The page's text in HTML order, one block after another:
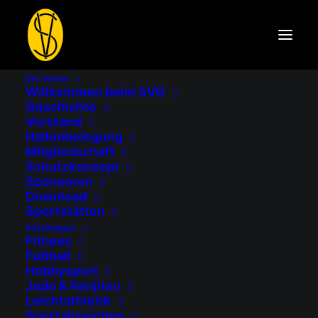
Der Verein
Willkommen beim SVO
Geschichte
Vorstand
Hallenbelegung
Mitgliedschaft
Schutzkonzept
Sponsoren
Download
Sportstätten
Abteilungen
Fitness
Fußball
Hobbysport
Judo & Kenjitsu
Leichtathletik
SAISONERÖFFNUNGSTURNIER
JAHRESHAUPTVERSAMMLUNG
Startseite
Saisoneröffnungsturnier und
Jahreshauptversammlung